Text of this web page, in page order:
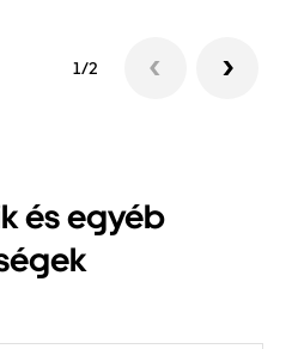
1/2
és egyéb